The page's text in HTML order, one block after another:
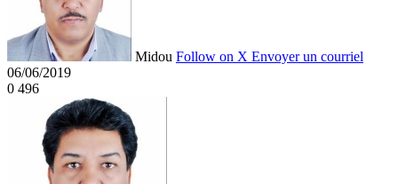
Midou Follow on X Envoyer un courriel
06/06/2019
0 496